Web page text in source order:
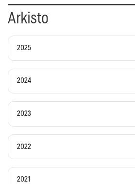
Arkisto
2025
2024
2023
2022
2021